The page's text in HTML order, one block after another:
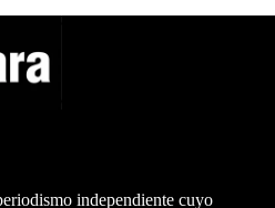
independiente cuyo